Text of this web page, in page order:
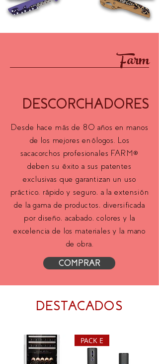
Farm
DESCORCHADORES
Desde hace más de 80 años en manos
de los mejores enólogos. Los
sacacorchos profesionales FARM®
deben su éxito a sus patentes
exclusivas que garantizan un uso
práctico, rápido y seguro, a la extensión
de la gama de productos, diversificada
por diseño, acabado, colores y la
excelencia de los materiales y la mano
de obra.
COMPRAR
DESTACADOS
PACK E